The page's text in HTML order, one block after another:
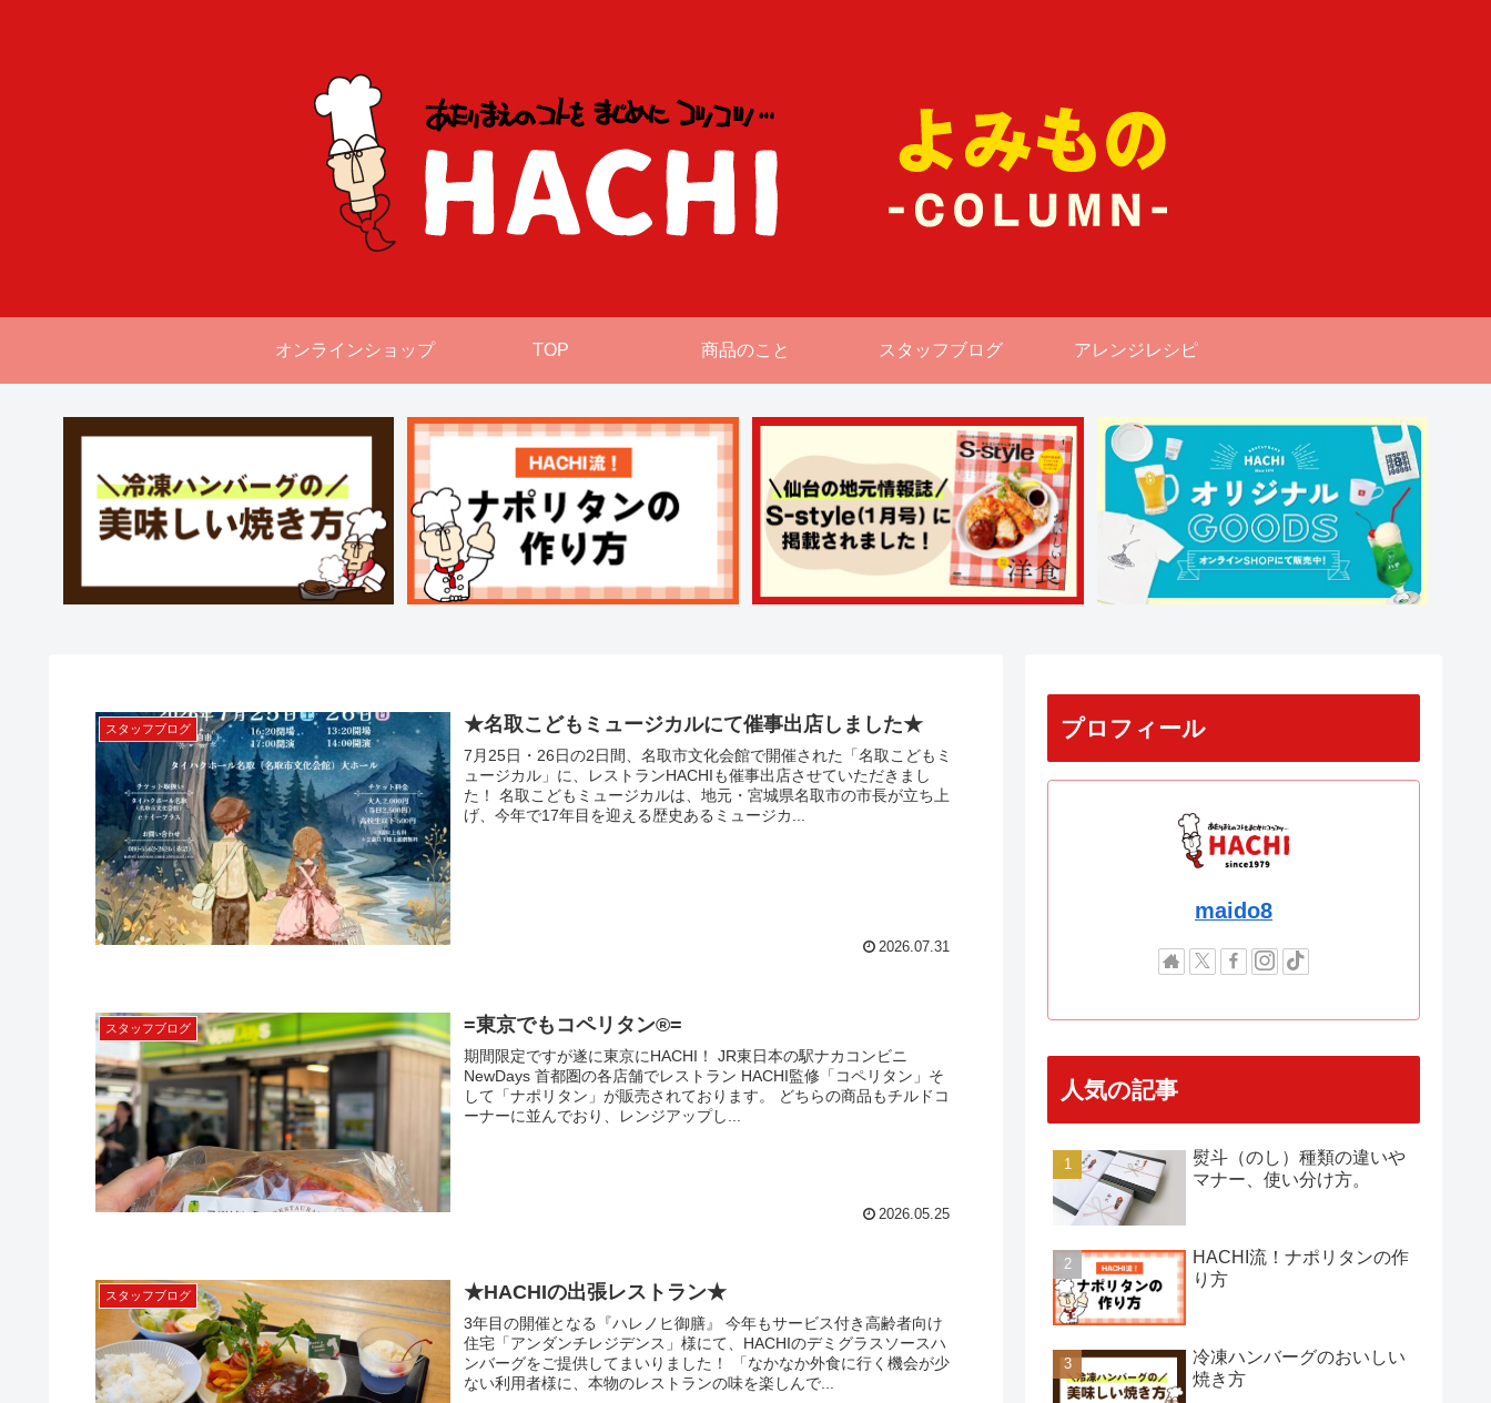
オンラインショップ TOP 商品のこと スタッフブログ アレンジレシピ
スタッフブログ ★名取こどもミュージカルにて催事出店しました★
7月25日・26日の2日間、名取市文化会館で開催された「名取こどもミ
ュージカル」に、レストランHACHIも催事出店させていただきまし
た！ 名取こどもミュージカルは、地元・宮城県名取市の市長が立ち上
げ、今年で17年目を迎える歴史あるミュージカ...
2026.07.31
スタッフブログ =東京でもコペリタン®️=
期間限定ですが遂に東京にHACHI！ JR東日本の駅ナカコンビニ
NewDays 首都圏の各店舗でレストラン HACHI監修「コペリタン」そ
して「ナポリタン」が販売されております。 どちらの商品もチルドコ
ーナーに並んでおり、レンジアップし...
2026.05.25
スタッフブログ ★HACHIの出張レストラン★
3年目の開催となる『ハレノヒ御膳』 今年もサービス付き高齢者向け
住宅「アンダンチレジデンス」様にて、HACHIのデミグラスソースハ
ンバーグをご提供してまいりました！ 「なかなか外食に行く機会が少
ない利用者様に、本物のレストランの味を楽しんで...
プロフィール
maido8
人気の記事
熨斗（のし）種類の違いや
マナー、使い分け方。
HACHI流！ナポリタンの作
り方
冷凍ハンバーグのおいしい
焼き方